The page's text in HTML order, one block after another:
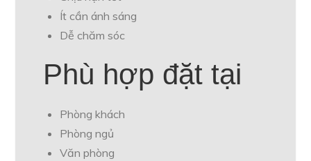
Ít cần ánh sáng
Dễ chăm sóc
Phù hợp đặt tại
Phòng khách
Phòng ngủ
Văn phòng